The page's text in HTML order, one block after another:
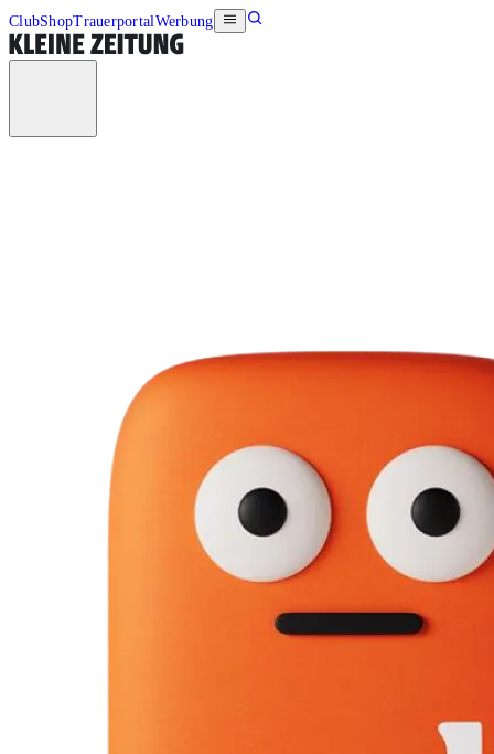
ClubShopTrauerportalWerbung